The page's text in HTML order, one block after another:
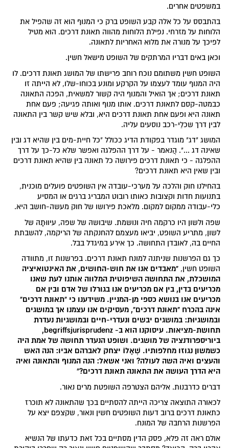
במשפטים אחרים.
בהתבסס על כל אלה קבע השופט ברק כי המנוף הוא זה שהפיל את
הלוחות על מזרחי. נפילת הלוחות מהווה תאונת דרכים. הוא מטיל
לפיכך על מנורה את מלוא האחריות לתאונה.
וכאן באים דבריו המרתקים של השופט מישאל חשין.
השופט חשין משתומם נוכח רוחב פרישתו של המושג תאונת דרכים. לו
היה המנוף עומד לעצמו על הקרקע ומונע בכוחו-שלו, לא הייתה זו
תאונת דרכים; אך הואיל והמנוף היה קשור למשאית, הפכה התאונה
כבמטה-קסם לתאונת דרכים. אותו מנוף ואותה פגיעה; פעם אחת
תאונה היא ופעם אחת תאונת דרכים היא, ובלא שיש קשר בין התאונה
לבין דרך שכלֵי-רכב נוסעים עליה.
המושג "דג" מוגדר בפקודת הדיג ככולל "כל חיית-מים בין שהיא דג ובין
שאינה דג ...". הֲנאמר - על דרך ההפלגה ואפשר שלא כל-כך על דרך
ההפלגה - כי תאונת דרכים פירושה כל תאונה בין שהיא תאונת דרכים
ובין שאין היא תאונת דרכים?
בהחילנו חוק והלכה על מערכי-עובדה אין השופטים פועלים מוכנית,
בתנועות חדות וקצובות כאותו רובוט המבריג ברגים או המסיע
כלי-עבודה ממקום למקום. מלאכת פירושו של חוק מעשה-חושב היא.
שפה ולשון היו כרקמה חיה ונושמת. שיבושהּ של שפה, עיווּתָהּ של
לשון, מתריע השופט, יביאו מעצמם להחנקתה של הריקמה, להשבתת
החיים בה, לאובדן התחושה. כך אירע במיגדל בבל.
כך גם הפרשנות שניתנה למונח תאונת דרכים. בפרשנות זו, מתוודה
השופט חשין,"מאבדים אנו את חוש-החושים, את האינטואיציה
המושכלת, את התחושה השיפוטית המלווה אותנו לעת שאנו
מכריעים בדין, בין אם מכריעים אנו בגורלו של אדם ובין אם
מכריעים אנו בנושא כספי מן-המניין. משידענו כי "תאונת דרכים"
אינה בהכרח "תאונת דרכים", מעסיקים אנו עצמנו אך במושגים
ובמושגיוּת: במושגים יבשים ונעדרי-חיים ובמושגיות נעדרת
תחושת-מציאות. עיסוקנו הוא ב- begriffsjurisprudenz,
ביוריספרודנציה של מושגים. ושופט הנעדר תחושה של אמת היה
כשמשון נגוזו מחלפותיו. שְׁאָלוֹ יצחק לאברהם אביו: הנה האש
והעצים ואיה השה לעולה? ואני אשאל: הנה המנוף והתאונה ואיה
היא הדרך העושה את התאונה תאונת דרכים?"
דברים כדרבנות. אליהם הצטרפה השופטת מרים נאור.
לכאורה התוצאה צריכה הייתה להסתיים בכך שהתאונה לא תוכרז
כתאונת דרכים ברוב דעות השופטים חשין ונאור, שקצפם יצא על
הפרשנות הרחבה של המונח.
אולם ראה זה פלא, פסק הדין מסתיים בכל זאת כדעתו של הנשיא